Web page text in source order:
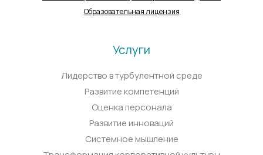
Образовательная лицензия
Услуги
Лидерство в турбулентной среде
Развитие компетенций
Оценка персонала
Развитие инноваций
Системное мышление